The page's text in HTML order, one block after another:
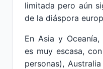
limitada pero aún
de la diáspora
En Asia y
es muy escasa,
personas),